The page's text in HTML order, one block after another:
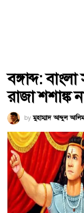
বঙ্গাব্দ:
রাজা শশাঙ্ক
by মুহাম্মাদ আব্দুল আলিম